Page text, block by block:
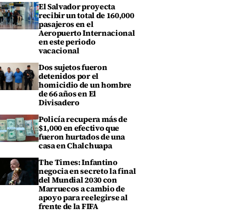
El Salvador proyecta
recibir un total de 160,000
pasajeros en el
Aeropuerto Internacional
en este periodo
vacacional
Dos sujetos fueron
detenidos por el
homicidio de un hombre
de 66 años en El
Divisadero
Policía recupera más de
$1,000 en efectivo que
fueron hurtados de una
casa en Chalchuapa
The Times: Infantino
negocia en secreto la final
del Mundial 2030 con
Marruecos a cambio de
apoyo para reelegirse al
frente de la FIFA